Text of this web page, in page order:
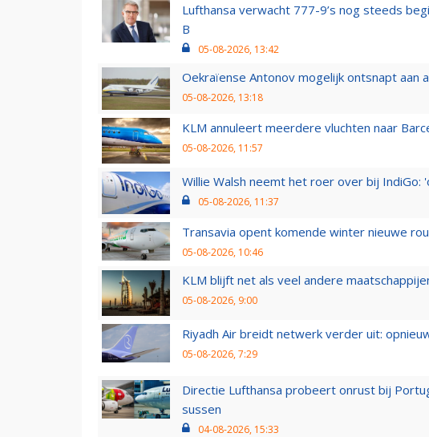
Lufthansa verwacht 777-9’s nog steeds
B
05-08-2026, 13:42
Oekraïense Antonov mogelijk ontsnapt aan
05-08-2026, 13:18
KLM annuleert meerdere vluchten naar
05-08-2026, 11:57
Willie Walsh neemt het roer over bij IndiGo:
05-08-2026, 11:37
Transavia opent komende winter nieuwe
05-08-2026, 10:46
KLM blijft net als veel andere
05-08-2026, 9:00
Riyadh Air breidt netwerk verder uit:
05-08-2026, 7:29
Directie Lufthansa probeert onrust bij
sussen
04-08-2026, 15:33